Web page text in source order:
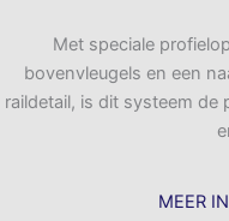
Met speciale
bovenvleugels en een
raildetail, is dit systeem
MEER